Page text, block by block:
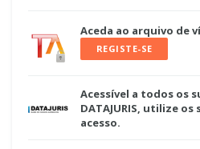
Aceda ao arquivo de
REGISTE-SE
Acessível a todos os
DATAJURIS, utilize os
acesso.